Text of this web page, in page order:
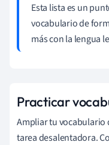
Esta lista es un
vocabulario de
más con la lengua
Practicar
Ampliar tu vocabulario
tarea desalentadora.